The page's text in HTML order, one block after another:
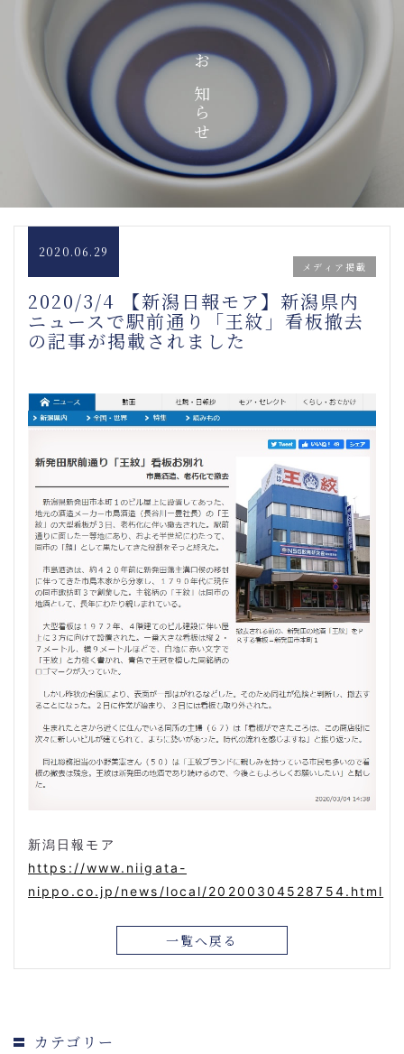
お知らせ
2020.06.29
メディア掲載
2020/3/4 【新潟日報モア】新潟県内
ニュースで駅前通り「王紋」看板撤去
の記事が掲載されました
新潟日報モア
https://www.niigata-
nippo.co.jp/news/local/20200304528754.html
一覧へ戻る
カテゴリー